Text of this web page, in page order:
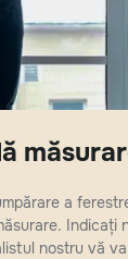
a
Indicați
nostru vă